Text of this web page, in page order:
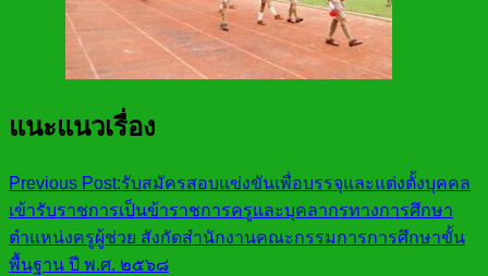
แนะแนวเรื่อง
Previous Post:รับสมัครสอบแข่งขันเพื่อบรรจุและแต่งตั้งบุคคล
เข้ารับราชการเป็นข้าราชการครูและบุคลากรทางการศึกษา
ตำแหน่งครูผู้ช่วย สังกัดสำนักงานคณะกรรมการการศึกษาขั้น
พื้นฐาน ปี พ.ศ. ๒๕๖๘